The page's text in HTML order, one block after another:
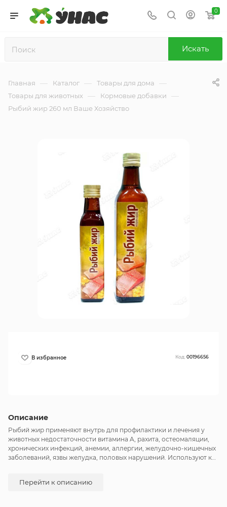
0
Искать
Главная — Каталог — Товары для дома —
Товары для животных — Кормовые добавки —
Рыбий жир 260 мл Ваше Хозяйство
Описание
Рыбий жир применяют внутрь для профилактики и лечения у
животных недостаточности витамина A, рахита, остеомаляции,
хронических инфекций, анемии, аллергии, желудочно-кишечных
заболеваний, язвы желудка, половых нарушений. Используют как
Перейти к описанию
Код:00196656